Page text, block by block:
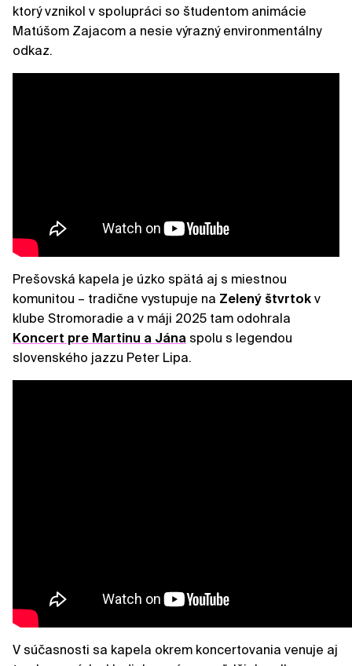
ktorý vznikol v spolupráci so študentom animácie
Matúšom Zajacom a nesie výrazný environmentálny
odkaz.
Prešovská kapela je úzko spätá aj s miestnou
komunitou – tradične vystupuje na Zelený štvrtok v
klube Stromoradie a v máji 2025 tam odohrala
Koncert pre Martinu a Jána spolu s legendou
slovenského jazzu Peter Lipa.
V súčasnosti sa kapela okrem koncertovania venuje aj